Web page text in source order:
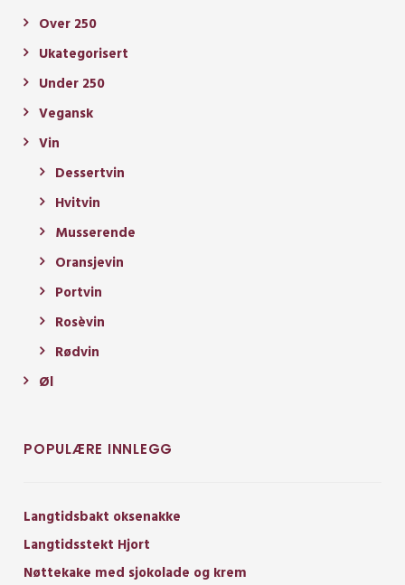
Over 250
Ukategorisert
Under 250
Vegansk
Vin
Dessertvin
Hvitvin
Musserende
Oransjevin
Portvin
Rosèvin
Rødvin
Øl
POPULÆRE INNLEGG
Langtidsbakt oksenakke
Langtidsstekt Hjort
Nøttekake med sjokolade og krem